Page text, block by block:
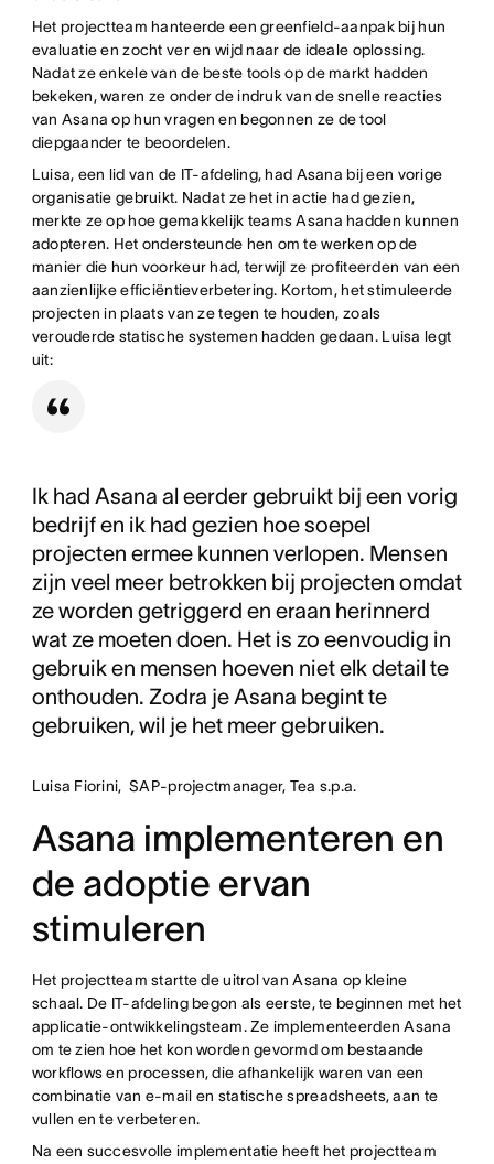
Het projectteam hanteerde een greenfield-aanpak bij hun
evaluatie en zocht ver en wijd naar de ideale oplossing.
Nadat ze enkele van de beste tools op de markt hadden
bekeken, waren ze onder de indruk van de snelle reacties
van Asana op hun vragen en begonnen ze de tool
diepgaander te beoordelen.
Luisa, een lid van de IT-afdeling, had Asana bij een vorige
organisatie gebruikt. Nadat ze het in actie had gezien,
merkte ze op hoe gemakkelijk teams Asana hadden kunnen
adopteren. Het ondersteunde hen om te werken op de
manier die hun voorkeur had, terwijl ze profiteerden van een
aanzienlijke efficiëntieverbetering. Kortom, het stimuleerde
projecten in plaats van ze tegen te houden, zoals
verouderde statische systemen hadden gedaan. Luisa legt
uit:
Ik had Asana al eerder gebruikt bij een vorig
bedrijf en ik had gezien hoe soepel
projecten ermee kunnen verlopen. Mensen
zijn veel meer betrokken bij projecten omdat
ze worden getriggerd en eraan herinnerd
wat ze moeten doen. Het is zo eenvoudig in
gebruik en mensen hoeven niet elk detail te
onthouden. Zodra je Asana begint te
gebruiken, wil je het meer gebruiken.
Luisa Fiorini, SAP-projectmanager, Tea s.p.a.
Asana implementeren en
de adoptie ervan
stimuleren
Het projectteam startte de uitrol van Asana op kleine
schaal. De IT-afdeling begon als eerste, te beginnen met het
applicatie-ontwikkelingsteam. Ze implementeerden Asana
om te zien hoe het kon worden gevormd om bestaande
workflows en processen, die afhankelijk waren van een
combinatie van e-mail en statische spreadsheets, aan te
vullen en te verbeteren.
Na een succesvolle implementatie heeft het projectteam